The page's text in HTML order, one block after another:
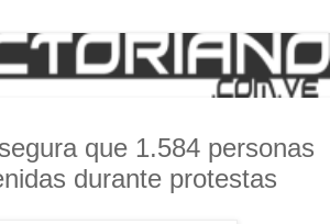
que 1.584 personas
durante protestas